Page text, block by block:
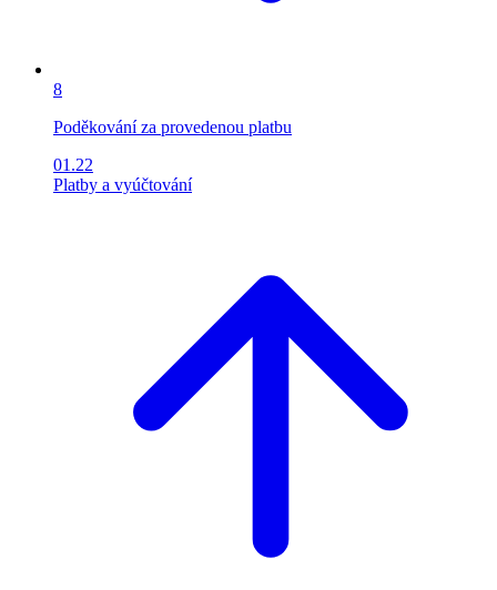
8
Poděkování za provedenou platbu
01.22
Platby a vyúčtování